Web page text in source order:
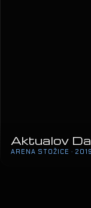
Aktualov
ARENA STOŽICE · 2019